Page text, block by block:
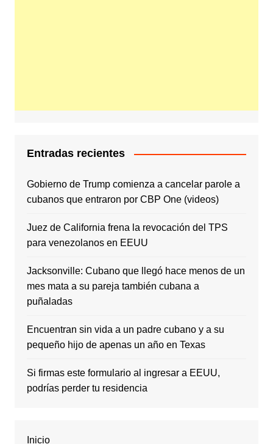
Entradas recientes
Gobierno de Trump comienza a cancelar parole a
cubanos que entraron por CBP One (videos)
Juez de California frena la revocación del TPS
para venezolanos en EEUU
Jacksonville: Cubano que llegó hace menos de un
mes mata a su pareja también cubana a
puñaladas
Encuentran sin vida a un padre cubano y a su
pequeño hijo de apenas un año en Texas
Si firmas este formulario al ingresar a EEUU,
podrías perder tu residencia
Inicio